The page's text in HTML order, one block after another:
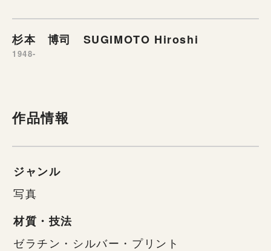
杉本 博司 SUGIMOTO Hiroshi
1948-
作品情報
ジャンル
写真
材質・技法
ゼラチン・シルバー・プリント